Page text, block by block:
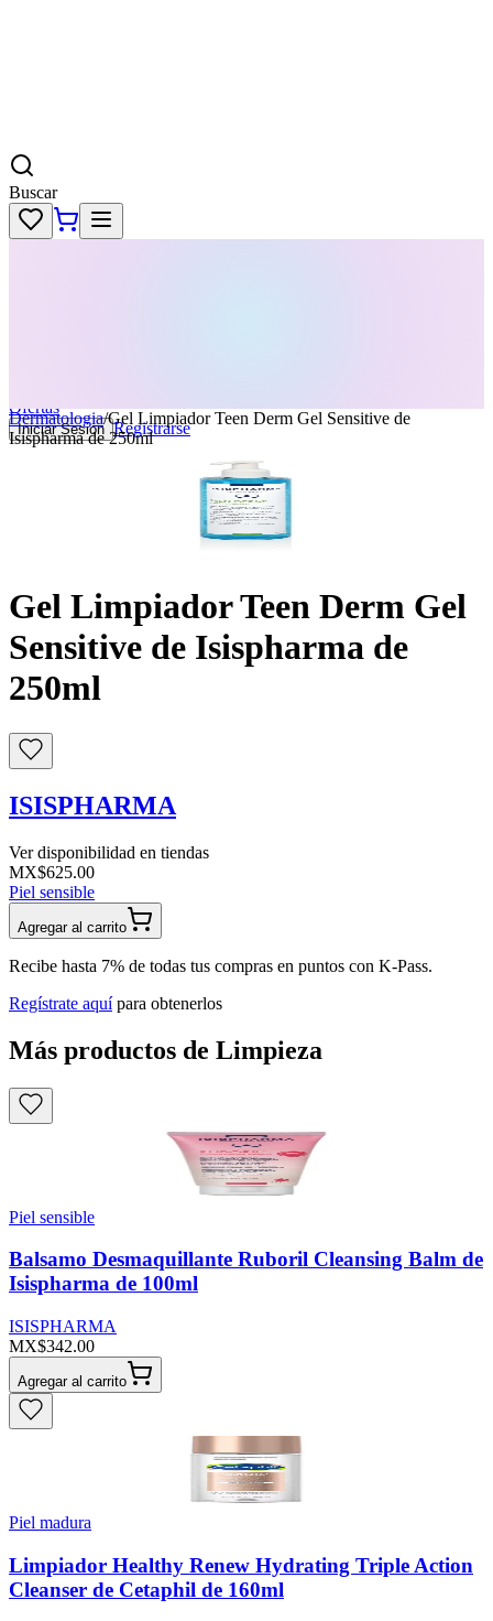
Buscar
Ofertas
Iniciar Sesion Registrarse
Dermatologia/Gel Limpiador Teen Derm Gel Sensitive de
Isispharma de 250ml
Gel Limpiador Teen Derm Gel
Sensitive de Isispharma de
250ml
ISISPHARMA
Ver disponibilidad en tiendas
MX$625.00
Piel sensible
Agregar al carrito
Recibe hasta 7% de todas tus compras en puntos con K-Pass.
Regístrate aquí para obtenerlos
Más productos de Limpieza
Piel sensible
Balsamo Desmaquillante Ruboril Cleansing Balm de
Isispharma de 100ml
ISISPHARMA
MX$342.00
Agregar al carrito
Piel madura
Limpiador Healthy Renew Hydrating Triple Action
Cleanser de Cetaphil de 160ml